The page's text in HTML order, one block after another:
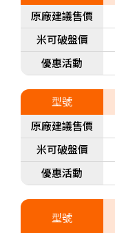
原廠建議售價
米可破盤價
優惠活動
型號
原廠建議售價
米可破盤價
優惠活動
型號